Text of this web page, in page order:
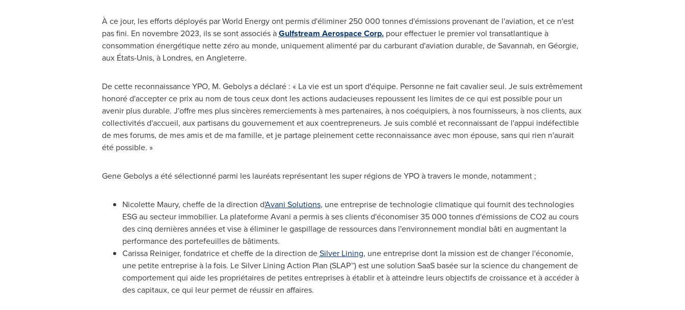
À ce jour, les efforts déployés par World Energy ont permis d'éliminer 250 000 tonnes d'émissions provenant de l'aviation, et ce n'est
pas fini. En novembre 2023, ils se sont associés àGulfstream Aerospace Corp.pour effectuer le premier vol transatlantique à
consommation énergétique nette zéro au monde, uniquement alimenté par du carburant d'aviation durable, de Savannah, en Géorgie,
aux États-Unis, à Londres, en Angleterre.
De cette reconnaissance YPO, M. Gebolys a déclaré : « La vie est un sport d'équipe. Personne ne fait cavalier seul. Je suis extrêmement
honoré d'accepter ce prix au nom de tous ceux dont les actions audacieuses repoussent les limites de ce qui est possible pour un
avenir plus durable. J'offre mes plus sincères remerciements à mes partenaires, à nos coéquipiers, à nos fournisseurs, à nos clients, aux
collectivités d'accueil, aux partisans du gouvernement et aux coentrepreneurs. Je suis comblé et reconnaissant de l'appui indéfectible
de mes forums, de mes amis et de ma famille, et je partage pleinement cette reconnaissance avec mon épouse, sans qui rien n'aurait
été possible. »
Gene Gebolys a été sélectionné parmi les lauréats représentant les super régions de YPO à travers le monde, notamment ;
Nicolette Maury, cheffe de la direction d'Avani Solutions, une entreprise de technologie climatique qui fournit des technologies
ESG au secteur immobilier. La plateforme Avani a permis à ses clients d'économiser 35 000 tonnes d'émissions de CO2 au cours
des cinq dernières années et vise à éliminer le gaspillage de ressources dans l'environnement mondial bâti en augmentant la
performance des portefeuilles de bâtiments.
Carissa Reiniger, fondatrice et cheffe de la direction deSilver Lining, une entreprise dont la mission est de changer l'économie,
une petite entreprise à la fois. Le Silver Lining Action Plan (SLAP™) est une solution SaaS basée sur la science du changement de
comportement qui aide les propriétaires de petites entreprises à établir et à atteindre leurs objectifs de croissance et à accéder à
des capitaux, ce qui leur permet de réussir en affaires.